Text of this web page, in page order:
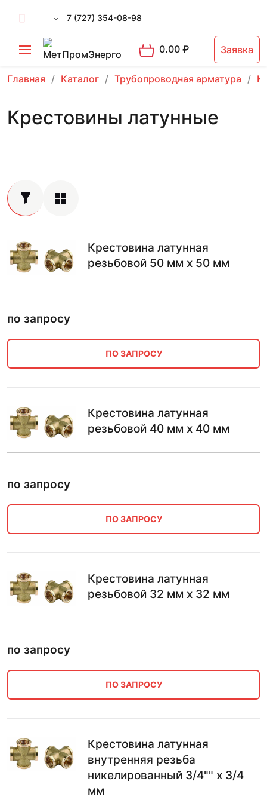
7 (727) 354-08-98
0.00₽ Заявка
Главная Каталог Трубопроводная арматура
Крестовины латунные
Крестовина латунная
резьбовой 50 мм х 50 мм
по запросу
ПО ЗАПРОСУ
Крестовина латунная
резьбовой 40 мм х 40 мм
по запросу
ПО ЗАПРОСУ
Крестовина латунная
резьбовой 32 мм х 32 мм
по запросу
ПО ЗАПРОСУ
Крестовина латунная
внутренняя резьба
никелированный 3/4"" х 3/4
мм